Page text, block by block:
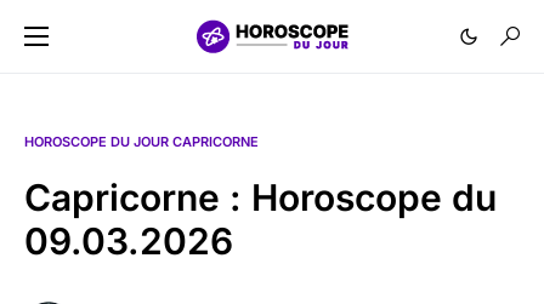
HOROSCOPE DU JOUR CAPRICORNE
Capricorne : Horoscope du
09.03.2026